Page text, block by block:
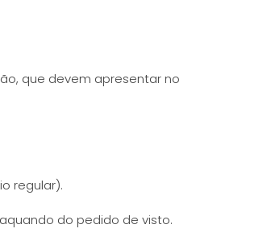
que devem apresentar no
regular).
do pedido de visto.